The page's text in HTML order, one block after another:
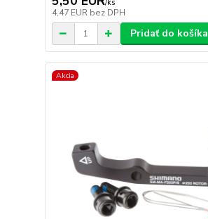
/ks
4,47 EUR bez DPH
Pridať do košíka
Akcia